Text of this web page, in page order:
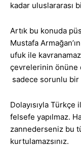
kadar uluslararası
Artık bu konuda
Mustafa
ufuk ile
çevrelerinin önüne
sadece sorunlu
Dolayısıyla Türkçe
felsefe yapılmaz.
zannederseniz bu
kurtulamazsınız.